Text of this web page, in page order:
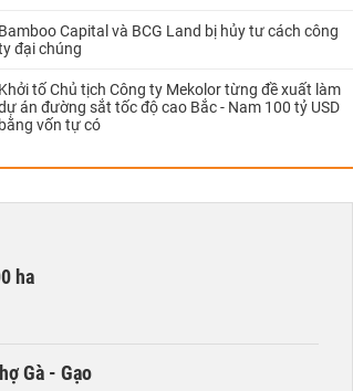
Bamboo Capital và BCG Land bị hủy tư cách công
đại chúng
Khởi tố Chủ tịch Công ty Mekolor từng đề xuất làm
án đường sắt tốc độ cao Bắc - Nam 100 tỷ USD
bằng vốn tự có
ha
Gà - Gạo